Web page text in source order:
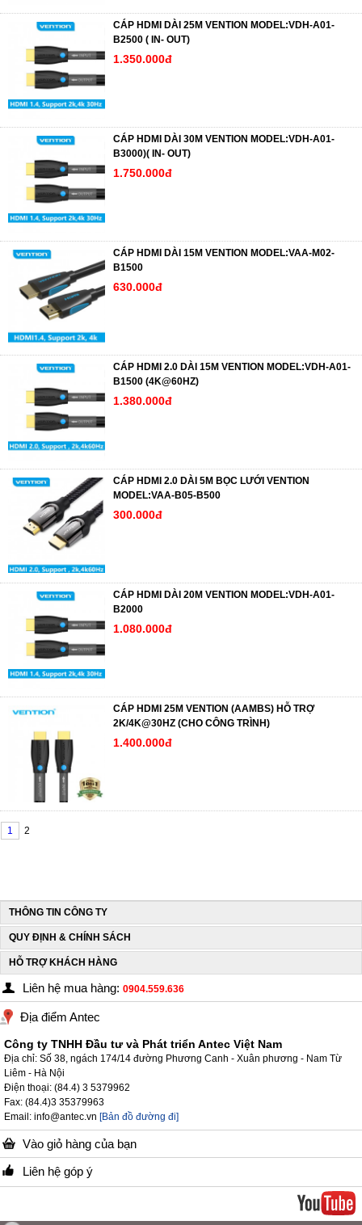
CÁP HDMI DÀI 25M VENTION MODEL:VDH-A01-
B2500 ( IN- OUT)
1.350.000đ
CÁP HDMI DÀI 30M VENTION MODEL:VDH-A01-
B3000)( IN- OUT)
1.750.000đ
CÁP HDMI DÀI 15M VENTION MODEL:VAA-M02-
B1500
630.000đ
CÁP HDMI 2.0 DÀI 15M VENTION MODEL:VDH-A01-
B1500 (4K@60HZ)
1.380.000đ
CÁP HDMI 2.0 DÀI 5M BỌC LƯỚI VENTION
MODEL:VAA-B05-B500
300.000đ
CÁP HDMI DÀI 20M VENTION MODEL:VDH-A01-
B2000
1.080.000đ
CÁP HDMI 25M VENTION (AAMBS) HỖ TRỢ
2K/4K@30HZ (CHO CÔNG TRÌNH)
1.400.000đ
1 2
THÔNG TIN CÔNG TY
QUY ĐỊNH & CHÍNH SÁCH
HỖ TRỢ KHÁCH HÀNG
Liên hệ mua hàng: 0904.559.636
Địa điểm Antec
Công ty TNHH Đầu tư và Phát triển Antec Việt Nam
Địa chỉ: Số 38, ngách 174/14 đường Phương Canh - Xuân phương - Nam Từ
Liêm - Hà Nội
Điện thoại: (84.4) 3 5379962
Fax: (84.4)3 35379963
Email: info@antec.vn [Bản đồ đường đi]
Vào giỏ hàng của bạn
Liên hệ góp ý